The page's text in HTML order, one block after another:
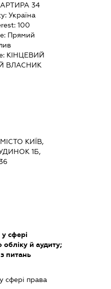
34
Україна
100
Прямий
КІНЦЕВИЙ
ВЛАСНИК
КИЇВ,
1Б,
у сфері
обліку й аудиту;
питань
сфері права